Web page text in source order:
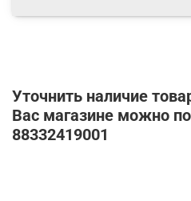
Уточнить наличие
Вас магазине можно
88332419001